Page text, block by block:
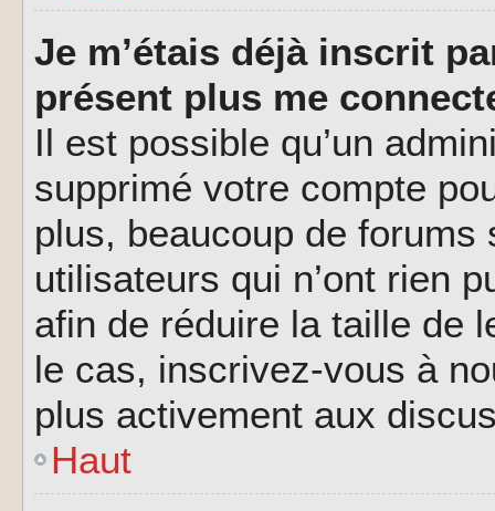
Je m’étais déjà inscrit
présent plus me
Il est possible qu’un
supprimé votre compte
plus, beaucoup de
utilisateurs qui n’ont rien
afin de réduire la taille de
le cas, inscrivez-vous à
plus activement aux
Haut